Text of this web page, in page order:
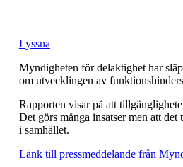
Lyssna
Myndigheten för delaktighet har
om utvecklingen av
Rapporten visar på att
Det görs många insatser men att
i samhället.
Länk till pressmeddelande från